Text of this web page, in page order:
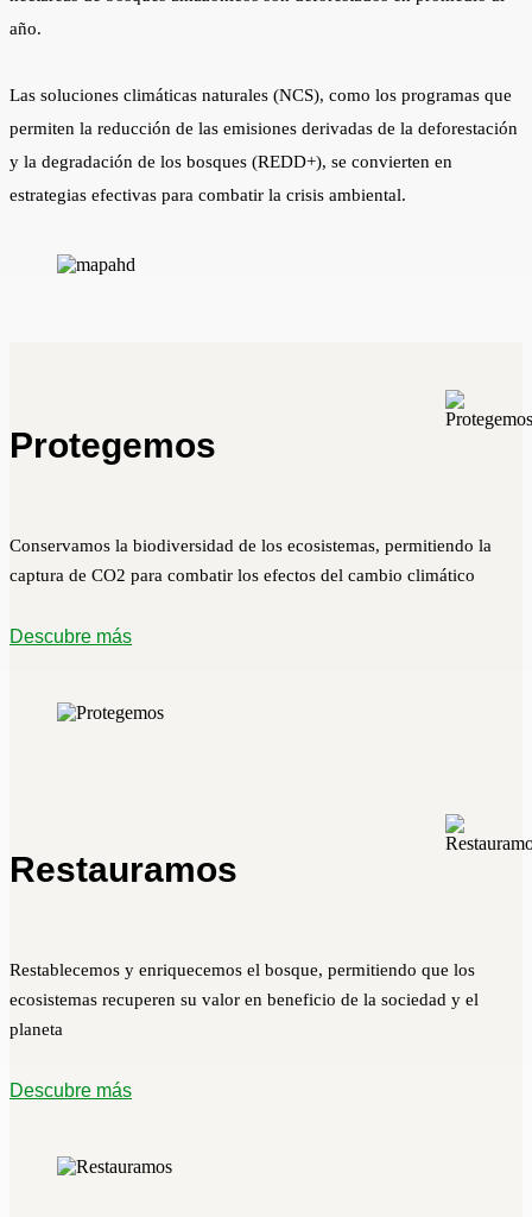
año.
Las soluciones climáticas naturales (NCS), como los programas que
permiten la reducción de las emisiones derivadas de la deforestación
y la degradación de los bosques (REDD+), se convierten en
estrategias efectivas para combatir la crisis ambiental.
Protegemos
Conservamos la biodiversidad de los ecosistemas, permitiendo la
captura de CO2 para combatir los efectos del cambio climático
Descubre más
Restauramos
Restablecemos y enriquecemos el bosque, permitiendo que los
ecosistemas recuperen su valor en beneficio de la sociedad y el
planeta
Descubre más